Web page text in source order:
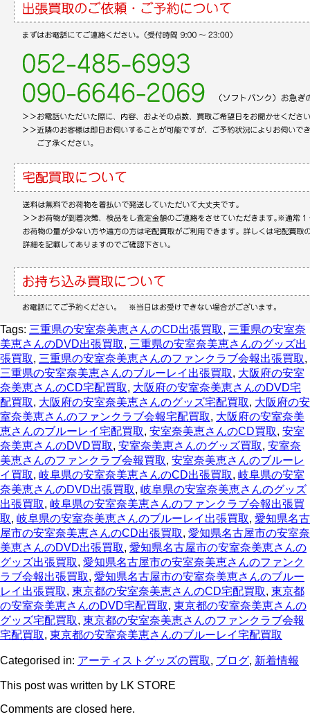
Tags: 三重県の安室奈美恵さんのCD出張買取, 三重県の安室奈
美恵さんのDVD出張買取, 三重県の安室奈美恵さんのグッズ出
張買取, 三重県の安室奈美恵さんのファンクラブ会報出張買取,
三重県の安室奈美恵さんのブルーレイ出張買取, 大阪府の安室
奈美恵さんのCD宅配買取, 大阪府の安室奈美恵さんのDVD宅
配買取, 大阪府の安室奈美恵さんのグッズ宅配買取, 大阪府の安
室奈美恵さんのファンクラブ会報宅配買取, 大阪府の安室奈美
恵さんのブルーレイ宅配買取, 安室奈美恵さんのCD買取, 安室
奈美恵さんのDVD買取, 安室奈美恵さんのグッズ買取, 安室奈
美恵さんのファンクラブ会報買取, 安室奈美恵さんのブルーレ
イ買取, 岐阜県の安室奈美恵さんのCD出張買取, 岐阜県の安室
奈美恵さんのDVD出張買取, 岐阜県の安室奈美恵さんのグッズ
出張買取, 岐阜県の安室奈美恵さんのファンクラブ会報出張買
取, 岐阜県の安室奈美恵さんのブルーレイ出張買取, 愛知県名古
屋市の安室奈美恵さんのCD出張買取, 愛知県名古屋市の安室奈
美恵さんのDVD出張買取, 愛知県名古屋市の安室奈美恵さんの
グッズ出張買取, 愛知県名古屋市の安室奈美恵さんのファンク
ラブ会報出張買取, 愛知県名古屋市の安室奈美恵さんのブルー
レイ出張買取, 東京都の安室奈美恵さんのCD宅配買取, 東京都
の安室奈美恵さんのDVD宅配買取, 東京都の安室奈美恵さんの
グッズ宅配買取, 東京都の安室奈美恵さんのファンクラブ会報
宅配買取, 東京都の安室奈美恵さんのブルーレイ宅配買取
Categorised in: アーティストグッズの買取, ブログ, 新着情報
This post was written by LK STORE
Comments are closed here.